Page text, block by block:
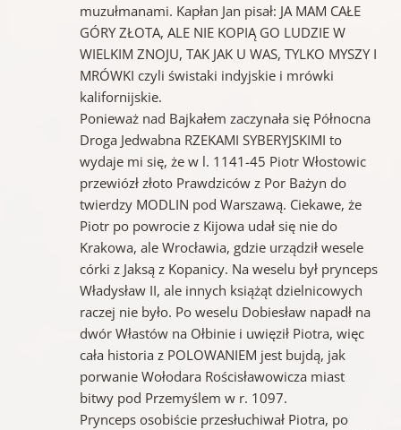
muzułmanami. Kapłan Jan pisał: JA MAM CAŁE
GÓRY ZŁOTA, ALE NIE KOPIĄ GO LUDZIE W
WIELKIM ZNOJU, TAK JAK U WAS, TYLKO MYSZY I
MRÓWKI czyli świstaki indyjskie i mrówki
kalifornijskie.
Ponieważ nad Bajkałem zaczynała się Północna
Droga Jedwabna RZEKAMI SYBERYJSKIMI to
wydaje mi się, że w l. 1141-45 Piotr Włostowic
przewiózł złoto Prawdziców z Por Bażyn do
twierdzy MODLIN pod Warszawą. Ciekawe, że
Piotr po powrocie z Kijowa udał się nie do
Krakowa, ale Wrocławia, gdzie urządził wesele
córki z Jaksą z Kopanicy. Na weselu był prynceps
Władysław II, ale innych książąt dzielnicowych
raczej nie było. Po weselu Dobiesław napadł na
dwór Włastów na Ołbinie i uwięził Piotra, więc
cała historia z POLOWANIEM jest bujdą, jak
porwanie Wołodara Rościsławowicza miast
bitwy pod Przemyślem w r. 1097.
Prynceps osobiście przesłuchiwał Piotra, po